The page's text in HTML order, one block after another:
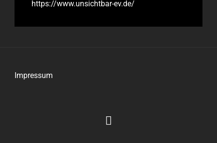
https://www.unsichtbar-ev.de/
Impressum